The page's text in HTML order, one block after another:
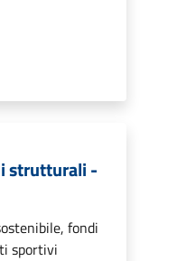
strutturali -
fondi
sportivi